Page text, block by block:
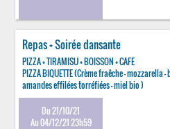
Repas + Soirée dansante
PIZZA + TIRAMISU + BOISSON + CAFE
PIZZA BIQUETTE (Crème fraêche - mozzarella
amandes effilées torréfiées - miel bio )
Du 21/10/21
Au 04/12/21 23h59